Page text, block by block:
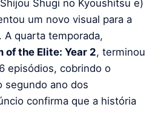
Shugi no Kyoushitsu e)
um novo visual para a
A quarta temporada,
the Elite: Year 2, terminou
episódios, cobrindo o
segundo ano dos
confirma que a história